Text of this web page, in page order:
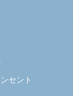
セント